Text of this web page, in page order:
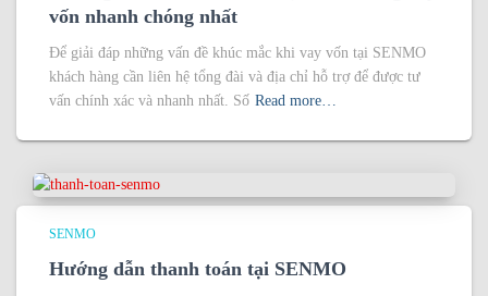
vốn nhanh chóng nhất
Để giải đáp những vấn đề khúc mắc khi vay vốn tại SENMO
khách hàng cần liên hệ tổng đài và địa chỉ hỗ trợ để được tư
vấn chính xác và nhanh nhất. Số Read more…
SENMO
Hướng dẫn thanh toán tại SENMO